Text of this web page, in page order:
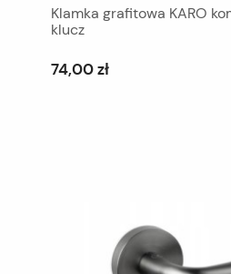
Klamka grafitowa KARO
klucz
74,00 zł